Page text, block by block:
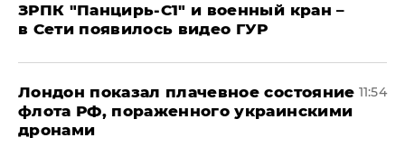
ЗРПК "Панцирь-С1" и военный кран –
в Сети появилось видео ГУР
Лондон показал плачевное состояние
флота РФ, пораженного украинскими
дронами
11:54